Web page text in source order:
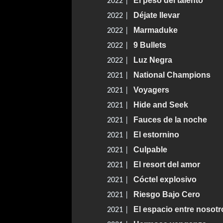
2022 | Déjate llevar
2022 | Marmaduke
2022 | 9 Bullets
2022 | Luz Negra
2021 | National Champions
2021 | Voyagers
2021 | Hide and Seek
2021 | Fauces de la noche
2021 | El estornino
2021 | Culpable
2021 | El resort del amor
2021 | Cóctel explosivo
2021 | Riesgo Bajo Cero
2021 | El espacio entre